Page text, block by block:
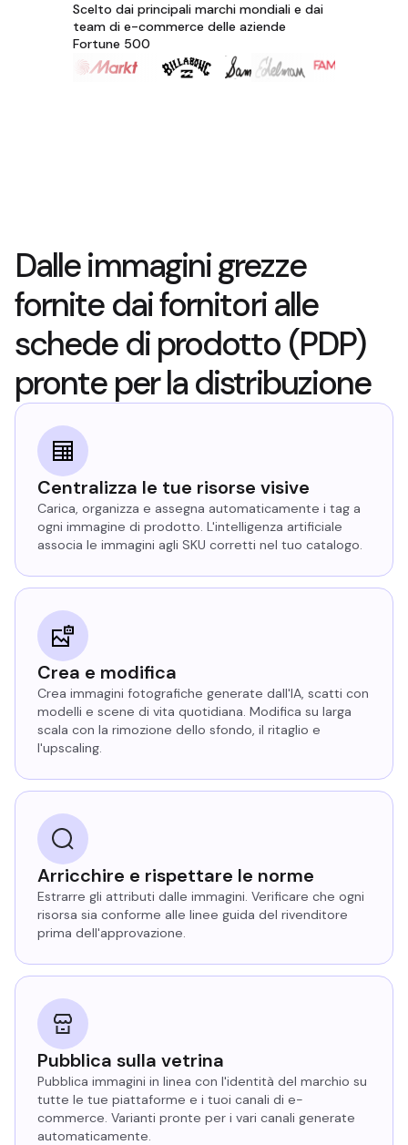
Scelto dai principali marchi mondiali e dai
team di e-commerce delle aziende
Fortune 500
Dalle immagini grezze
fornite dai fornitori alle
schede di prodotto (PDP)
pronte per la distribuzione
Centralizza le tue risorse visive
Carica, organizza e assegna automaticamente i tag a
ogni immagine di prodotto. L'intelligenza artificiale
associa le immagini agli SKU corretti nel tuo catalogo.
Crea e modifica
Crea immagini fotografiche generate dall'IA, scatti con
modelli e scene di vita quotidiana. Modifica su larga
scala con la rimozione dello sfondo, il ritaglio e
l'upscaling.
Arricchire e rispettare le norme
Estrarre gli attributi dalle immagini. Verificare che ogni
risorsa sia conforme alle linee guida del rivenditore
prima dell'approvazione.
Pubblica sulla vetrina
Pubblica immagini in linea con l'identità del marchio su
tutte le tue piattaforme e i tuoi canali di e-
commerce. Varianti pronte per i vari canali generate
automaticamente.